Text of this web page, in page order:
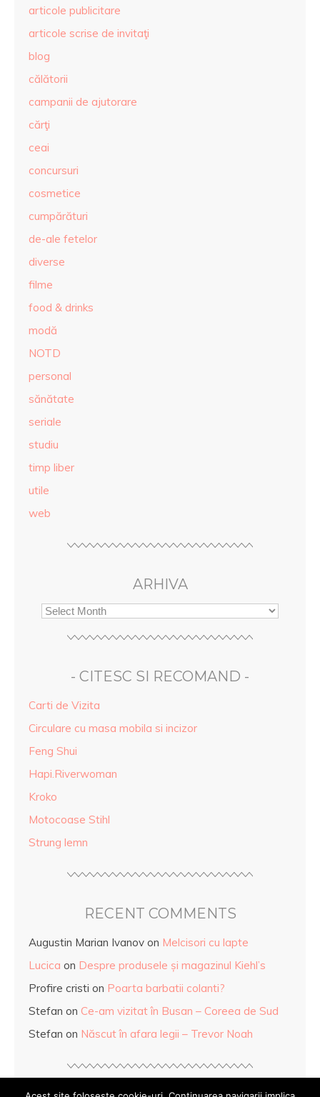
articole publicitare
articole scrise de invitaţi
blog
călătorii
campanii de ajutorare
cărţi
ceai
concursuri
cosmetice
cumpărături
de-ale fetelor
diverse
filme
food & drinks
modă
NOTD
personal
sănătate
seriale
studiu
timp liber
utile
web
ARHIVA
- CITESC SI RECOMAND -
Carti de Vizita
Circulare cu masa mobila si incizor
Feng Shui
Hapi.Riverwoman
Kroko
Motocoase Stihl
Strung lemn
RECENT COMMENTS
Augustin Marian Ivanov on Melcisori cu lapte
Lucica on Despre produsele și magazinul Kiehl’s
Profire cristi on Poarta barbatii colanti?
Stefan on Ce-am vizitat în Busan – Coreea de Sud
Stefan on Născut în afara legii – Trevor Noah